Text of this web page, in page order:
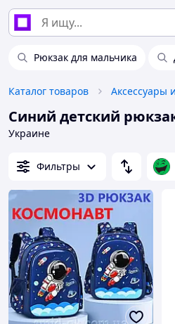
Рюкзак для мальчика
Каталог товаров Аксессуары
Синий детский
Украине
Фильтры